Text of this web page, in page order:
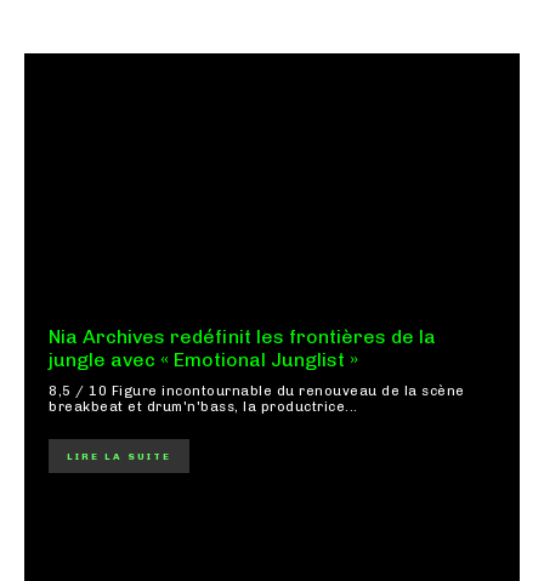
Nia Archives redéfinit les frontières de la
jungle avec « Emotional Junglist »
8,5 / 10 Figure incontournable du renouveau de la scène
breakbeat et drum'n'bass, la productrice...
LIRE LA SUITE